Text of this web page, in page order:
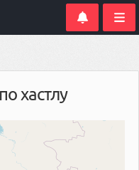
хастлу